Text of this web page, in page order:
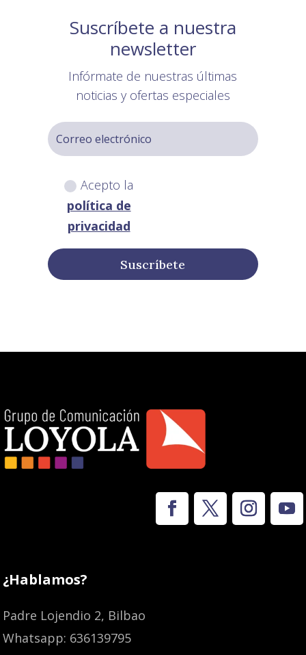
Suscríbete a nuestra
newsletter
Infórmate de nuestras últimas
noticias y ofertas especiales
Acepto la
política de
privacidad
Suscríbete
¿Hablamos?
Padre Lojendio 2, Bilbao
Whatsapp: 636139795